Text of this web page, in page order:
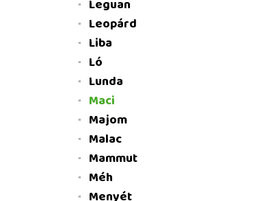
Leguan
Leopárd
Liba
Ló
Lunda
Maci
Majom
Malac
Mammut
Méh
Menyét